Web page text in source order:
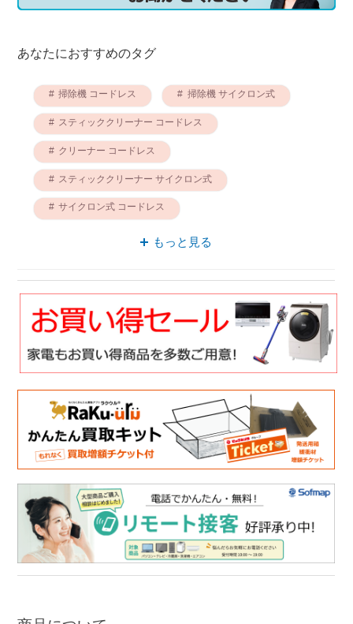
あなたにおすすめのタグ
掃除機 コードレス 掃除機 サイクロン式
スティッククリーナー コードレス
クリーナー コードレス
スティッククリーナー サイクロン式
サイクロン式 コードレス
もっと見る